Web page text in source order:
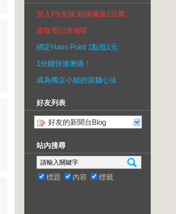
加入PS女孩 組隊瘋搶2百萬
超取登記送咖啡
綁定Hami Point 1點抵1元
1分鐘快速揪痛！
成為獨立小姐的滾錢心法
好友列表
好友的新聞台Blog
站內搜尋
標題 內容 標籤